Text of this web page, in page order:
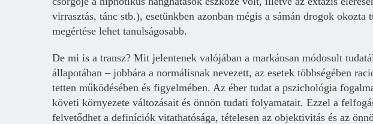
virrasztás, tánc stb.), esetünkben azonban mégis a sámán drogok okozta
megértése lehet tanulságosabb.
De mi is a transz? Mit jelentenek valójában a markánsan módosult
állapotában – jobbára a normálisnak nevezett, az esetek többségében
tetten működésében és figyelmében. Az éber tudat a pszichológia
követi környezete változásait és önnön tudati folyamatait. Ezzel a
felvetődhet a definíciók vitathatósága, tételesen az objektivitás és az